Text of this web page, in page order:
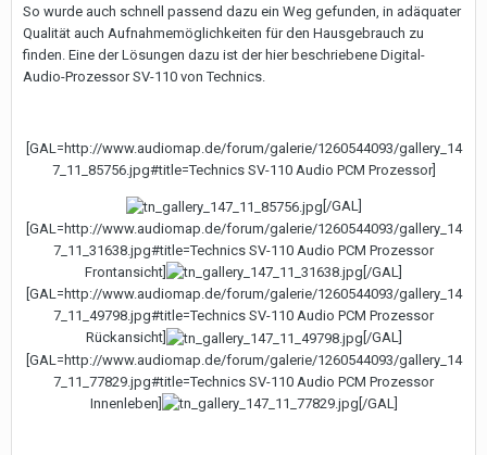
So wurde auch schnell passend dazu ein Weg gefunden, in adäquater
Qualität auch Aufnahmemöglichkeiten für den Hausgebrauch zu
finden. Eine der Lösungen dazu ist der hier beschriebene Digital-
Audio-Prozessor SV-110 von Technics.
[GAL=http://www.audiomap.de/forum/galerie/1260544093/gallery_14
7_11_85756.jpg#title=Technics SV-110 Audio PCM Prozessor]
[/GAL]
[GAL=http://www.audiomap.de/forum/galerie/1260544093/gallery_14
7_11_31638.jpg#title=Technics SV-110 Audio PCM Prozessor
Frontansicht]
[/GAL]
[GAL=http://www.audiomap.de/forum/galerie/1260544093/gallery_14
7_11_49798.jpg#title=Technics SV-110 Audio PCM Prozessor
Rückansicht]
[/GAL]
[GAL=http://www.audiomap.de/forum/galerie/1260544093/gallery_14
7_11_77829.jpg#title=Technics SV-110 Audio PCM Prozessor
Innenleben]
[/GAL]